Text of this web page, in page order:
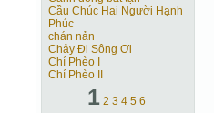
Cầu Chúc Hai Người Hạnh
Phúc
chán nản
Chảy Đi Sông Ơi
Chí Phèo I
Chí Phèo II
1 2 3 4 5 6